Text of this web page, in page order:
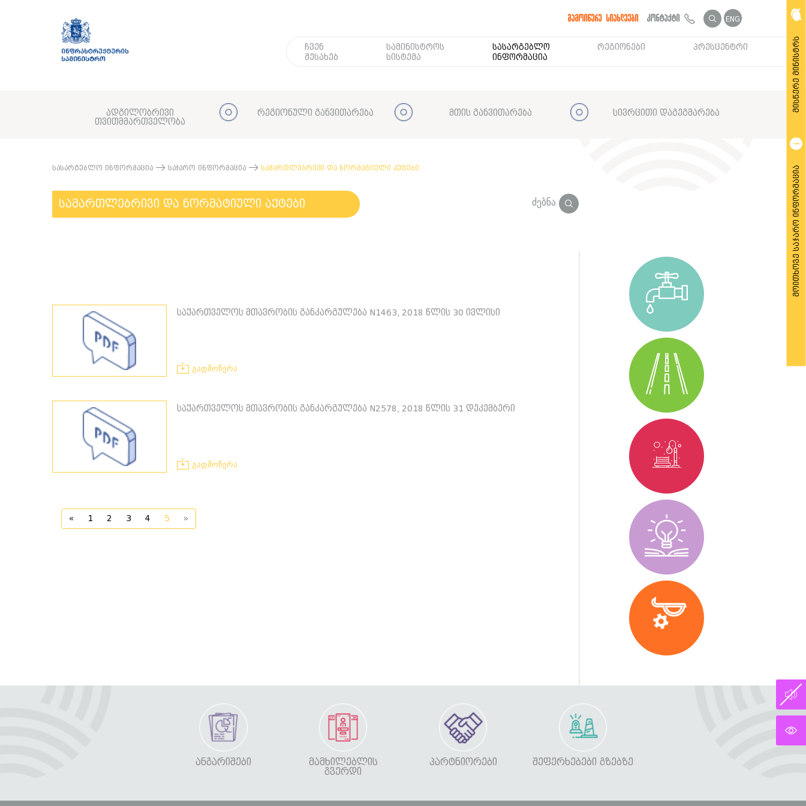
გამოიწერე სიახლეები კონტაქტი ENG
ჩვენ
შესახებ
სამინისტროს
სისტემა
სასარგებლო
ინფორმაცია
რეგიონები პრესცენტრი
ადგილობრივი
თვითმმართველობა
რეგიონული განვითარება მთის განვითარება სივრცითი დაგეგმარება
მისწერე მინისტრს
მოითხოვე საჯარო ინფორმაცია
სასარგებლო ინფორმაცია საჯარო ინფორმაცია სამართლებრივი და ნორმატიული აქტები
სამართლებრივი და ნორმატიული აქტები ძებნა
საქართველოს მთავრობის განკარგულება N1463, 2018 წლის 30 ივლისი
გადმოწერა
საქართველოს მთავრობის განკარგულება N2578, 2018 წლის 31 დეკემბერი
გადმოწერა
« 1 2 3 4 5 »
ᲐᲜᲒᲐᲠᲘᲨᲔᲑᲘ
ᲛᲐᲛᲮᲘᲚᲔᲑᲚᲘᲡ
ᲒᲕᲔᲠᲓᲘ
ᲞᲐᲠᲢᲜᲘᲝᲠᲔᲑᲘ ᲨᲔᲤᲔᲠᲮᲔᲑᲔᲑᲘ ᲒᲖᲔᲑᲖᲔ